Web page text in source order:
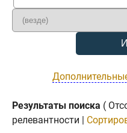
Результаты поиска (
релевантности |